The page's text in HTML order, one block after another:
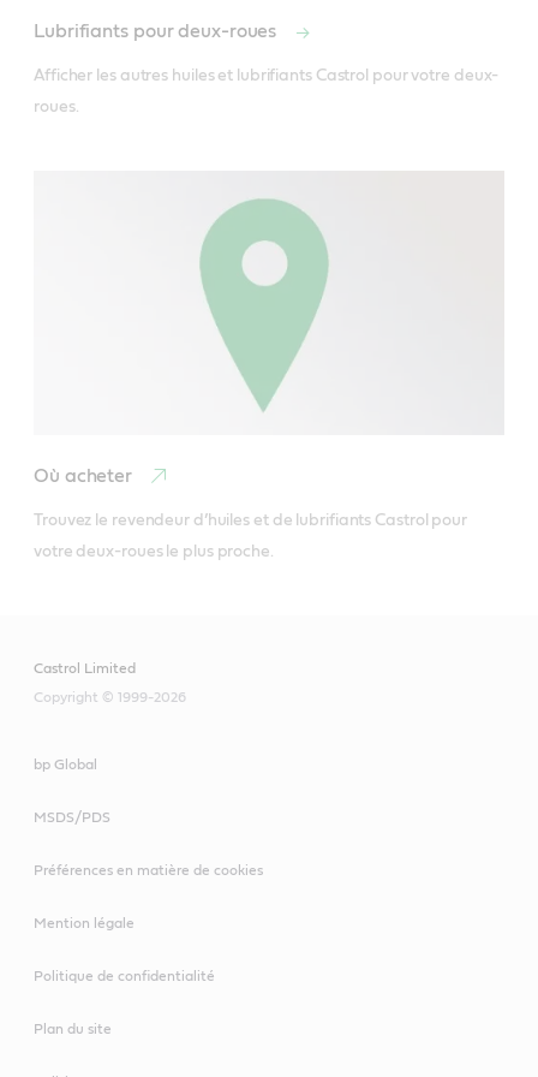
d’huile et de graisse sur les moteurs et les chaînes, tout
Fiche technique du produit
Lubrifiants pour deux-roues
Afficher les autres huiles et lubrifiants Castrol pour votre deux-
roues.
Où acheter
Trouvez le revendeur d’huiles et de lubrifiants Castrol pour
votre deux-roues le plus proche.
Castrol Limited
Copyright © 1999-2026
bp Global
MSDS/PDS
Préférences en matière de cookies
Mention légale
Politique de confidentialité
Plan du site